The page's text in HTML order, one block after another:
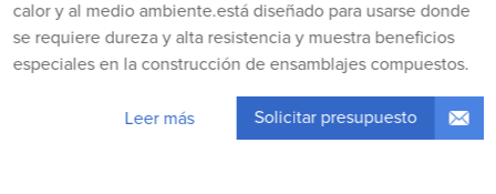
calor y al medio ambiente.está diseñado para usarse donde
se requiere dureza y alta resistencia y muestra beneficios
especiales en la construcción de ensamblajes compuestos.
Leer más Solicitar presupuesto